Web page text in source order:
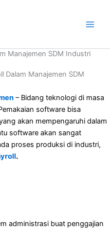
Manajemen SDM Industri
– Bidang teknologi di masa
software bisa
akan mempengaruhi dalam
software akan sangat
proses produksi di industri,
.
administrasi buat penggajian